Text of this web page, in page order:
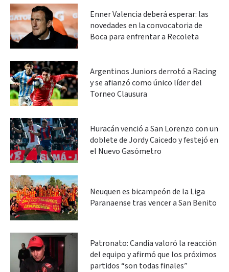
Enner Valencia deberá esperar: las
novedades en la convocatoria de
Boca para enfrentar a Recoleta
Argentinos Juniors derrotó a Racing
y se afianzó como único líder del
Torneo Clausura
Huracán venció a San Lorenzo con un
doblete de Jordy Caicedo y festejó en
el Nuevo Gasómetro
Neuquen es bicampeón de la Liga
Paranaense tras vencer a San Benito
Patronato: Candia valoró la reacción
del equipo y afirmó que los próximos
partidos “son todas finales”